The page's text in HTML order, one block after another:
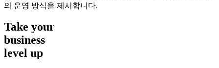
의 운영 방식을 제시합니다.
Take your
business
level up